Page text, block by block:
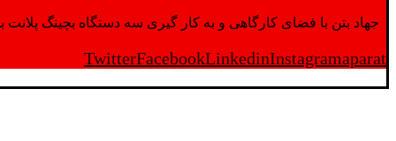
جهاد بتن با فضای کارگاهی و به کار گیری سه دستگاه بچینگ پلانت با ظرفیت 2500 تن در کنار پرسنل متخصص و پر تلاش واحدهای تولید و ازمایشگاه,بتن با کیفیت را برای واحد
TwitterFacebookLinkedinInstagramaparat